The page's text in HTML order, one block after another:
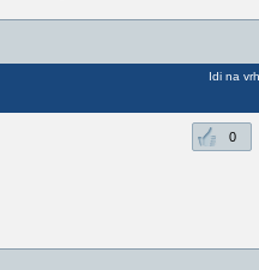
Idi na vrh
0